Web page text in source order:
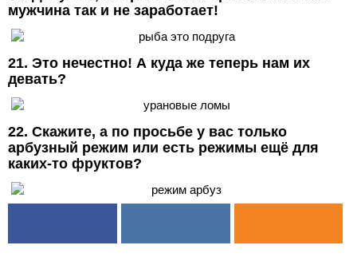
мужчина так и не заработает!
21. Это нечестно! А куда же теперь нам их
девать?
22. Скажите, а по просьбе у вас только
арбузный режим или есть режимы ещё для
каких-то фруктов?